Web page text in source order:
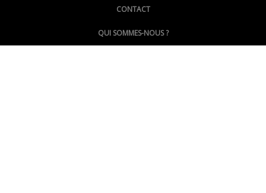
CONTACT
QUI SOMMES-NOUS ?